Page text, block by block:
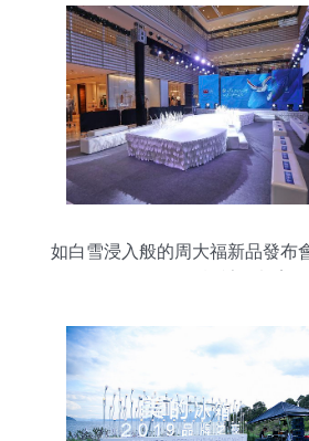
如白雪浸入般的周大福新品發布